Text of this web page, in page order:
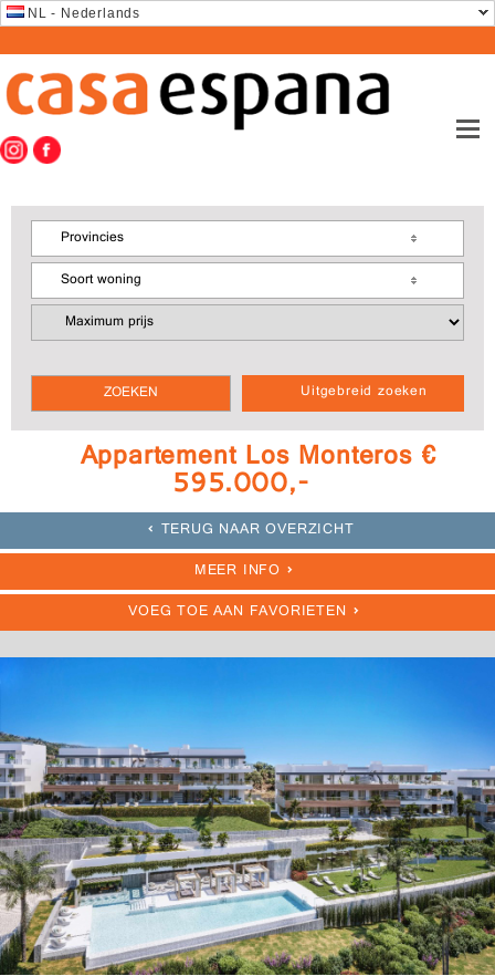
NL - Nederlands
Uitgebreid zoeken
Provincies
Soort woning
Appartement Los Monteros €
595.000,-
TERUG NAAR OVERZICHT
MEER INFO
VOEG TOE AAN FAVORIETEN